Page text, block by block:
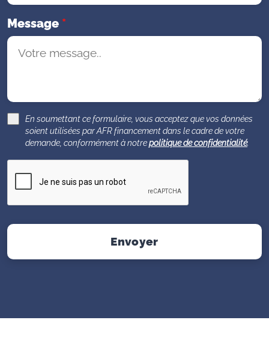
Message *
En soumettant ce formulaire, vous acceptez que vos données
soient utilisées par AFR financement dans le cadre de votre
demande, conformément à notrepolitique de confidentialité.
Envoyer